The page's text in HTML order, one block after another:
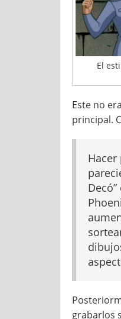
El
Este no
principal.
grabarlos